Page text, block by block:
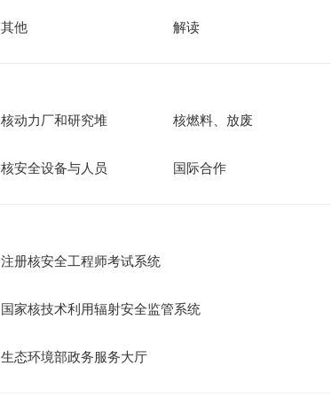
其他 解读
核动力厂和研究堆 核燃料、放废
核安全设备与人员 国际合作
注册核安全工程师考试系统
国家核技术利用辐射安全监管系统
生态环境部政务服务大厅